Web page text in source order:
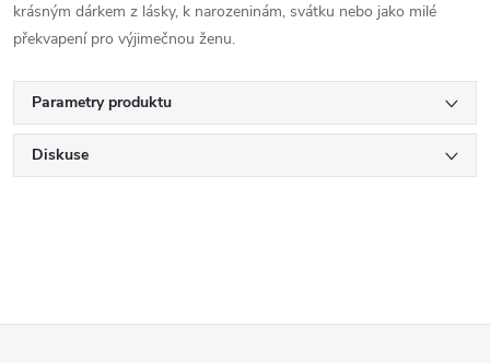
krásným dárkem z lásky, k narozeninám, svátku nebo jako milé
překvapení pro výjimečnou ženu.
Parametry produktu
Diskuse